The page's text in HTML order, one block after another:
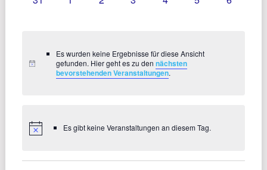
Es wurden keine Ergebnisse für diese Ansicht
gefunden. Hier geht es zu den nächsten
bevorstehenden Veranstaltungen.
Es gibt keine Veranstaltungen an diesem Tag.